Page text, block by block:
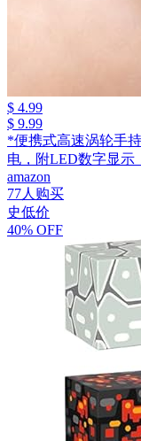
$ 4.99
$ 9.99
*便携式高速涡轮手
电，附LED数字显示
amazon
77人购买
史低价
40% OFF